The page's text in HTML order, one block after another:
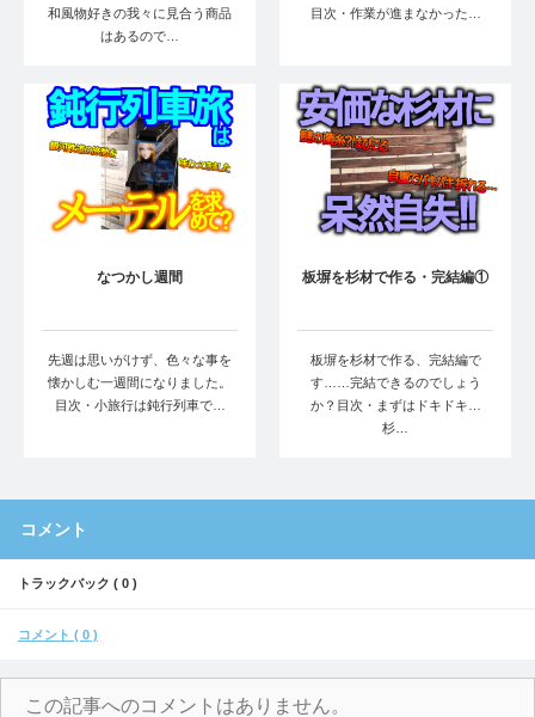
和風物好きの我々に見合う商品
はあるので…
目次・作業が進まなかった…
なつかし週間
先週は思いがけず、色々な事を
懐かしむ一週間になりました。
目次・小旅行は鈍行列車で…
板塀を杉材で作る・完結編①
板塀を杉材で作る、完結編で
す……完結できるのでしょう
か？目次・まずはドキドキ…
杉…
コメント
トラックバック ( 0 )
コメント ( 0 )
この記事へのコメントはありません。